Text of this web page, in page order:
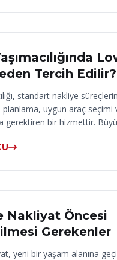
Tercih Edilir?
standart nakliye
planlama, uygun araç seçimi
gerektiren bir hizmettir.
Nakliyat Öncesi
Gerekenler
yeni bir yaşam alanına